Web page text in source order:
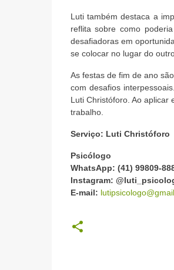
Luti também destaca a
reflita sobre como
desafiadoras em
se colocar no lugar do
As festas de fim de ano
com desafios
Luti Christóforo. Ao aplicar
trabalho.
Serviço: Luti Christóforo
Psicólogo
WhatsApp: (41) 99809-
Instagram:
E-mail: